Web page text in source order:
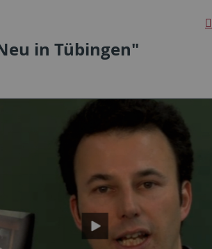
in Tübingen"